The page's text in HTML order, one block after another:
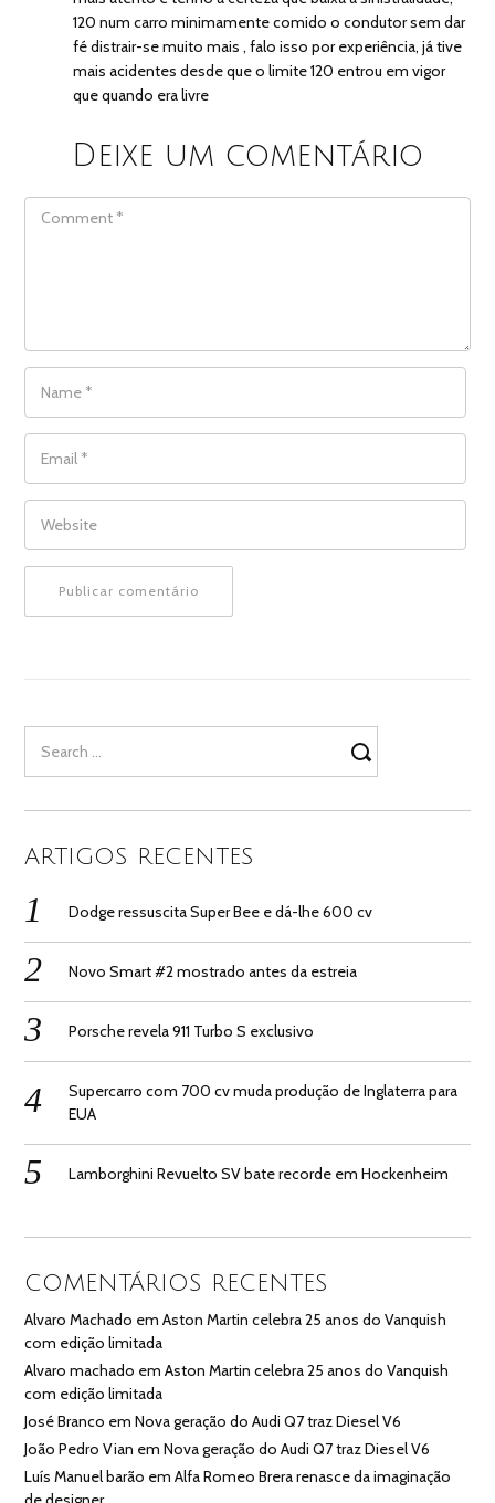
120 num carro minimamente comido o condutor sem dar
fé distrair-se muito mais , falo isso por experiência, já tive
mais acidentes desde que o limite 120 entrou em vigor
que quando era livre
Deixe um comentário
for:
ARTIGOS RECENTES
Dodge ressuscita Super Bee e dá-lhe 600 cv
Novo Smart #2 mostrado antes da estreia
Porsche revela 911 Turbo S exclusivo
Supercarro com 700 cv muda produção de Inglaterra para
EUA
Lamborghini Revuelto SV bate recorde em Hockenheim
COMENTÁRIOS RECENTES
Alvaro Machado emAston Martin celebra 25 anos do Vanquish
com edição limitada
Alvaro machado emAston Martin celebra 25 anos do Vanquish
com edição limitada
José Branco emNova geração do Audi Q7 traz Diesel V6
João Pedro Vian emNova geração do Audi Q7 traz Diesel V6
Luís Manuel barão emAlfa Romeo Brera renasce da imaginação